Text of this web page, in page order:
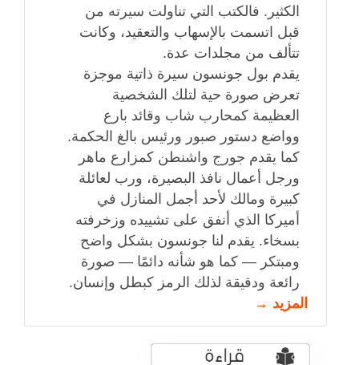
الكثير. فالكتب التي تناولت سيرته من
قبل اتسمت بالإسهاب والتعقيد، وكانت
تتألف من مجلدات عدة.
يقدم بول جونسون سيرة ذاتية موجزة
تعرض صورة حية لتلك الشخصية
العظيمة كمحارب شاب وقائد بارع
وواضع دستور صبور ورئيس بالغ الحكمة.
كما يقدم جورج واشنطن كمزارع ماهر
ورجل أعمال نافذ البصيرة، ورب لعائلة
كبيرة ومالك لأحد أجمل المنازل في
أميركا الذي أنفق على تشييده وزخرفته
بسخاء. يقدم لنا جونسون بشكل واضح
ومبتكر — كما هو شأنه دائمًا — صورة
رائعة ودقيقة لذلك الرمز كبطل وإنسان.
المزيد →